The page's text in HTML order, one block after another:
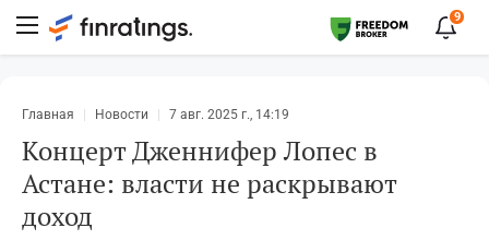
9
Главная Новости 7 авг. 2025 г., 14:19
Концерт Дженнифер Лопес в
Астане: власти не раскрывают
доход